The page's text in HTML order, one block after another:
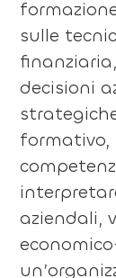
sulle
decisioni
formativo,
aziendali,